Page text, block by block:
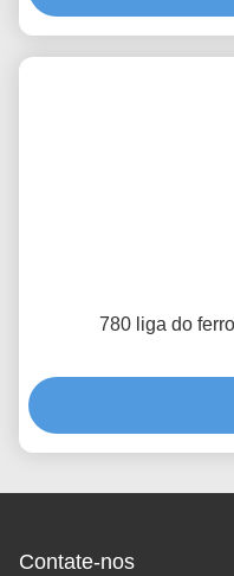
780 liga do
Contate-nos